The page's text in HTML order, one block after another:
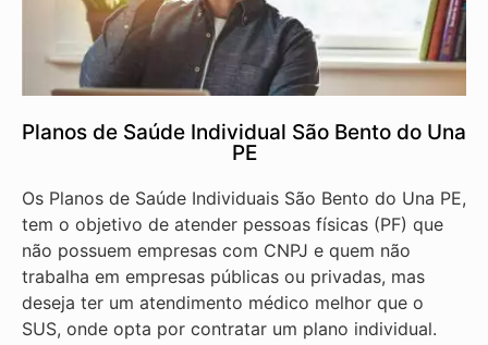
Planos de Saúde Individual São Bento do Una
PE
Os Planos de Saúde Individuais São Bento do Una PE,
tem o objetivo de atender pessoas físicas (PF) que
não possuem empresas com CNPJ e quem não
trabalha em empresas públicas ou privadas, mas
deseja ter um atendimento médico melhor que o
SUS, onde opta por contratar um plano individual.